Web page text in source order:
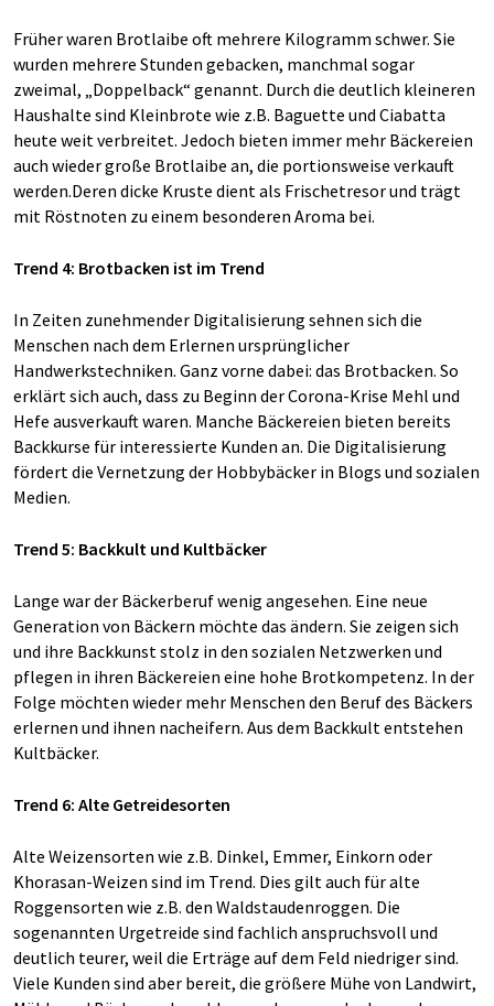
Früher waren Brotlaibe oft mehrere Kilogramm schwer. Sie
wurden mehrere Stunden gebacken, manchmal sogar
zweimal, „Doppelback“ genannt. Durch die deutlich kleineren
Haushalte sind Kleinbrote wie z.B. Baguette und Ciabatta
heute weit verbreitet. Jedoch bieten immer mehr Bäckereien
auch wieder große Brotlaibe an, die portionsweise verkauft
werden.Deren dicke Kruste dient als Frischetresor und trägt
mit Röstnoten zu einem besonderen Aroma bei.
Trend 4: Brotbacken ist im Trend
In Zeiten zunehmender Digitalisierung sehnen sich die
Menschen nach dem Erlernen ursprünglicher
Handwerkstechniken. Ganz vorne dabei: das Brotbacken. So
erklärt sich auch, dass zu Beginn der Corona-Krise Mehl und
Hefe ausverkauft waren. Manche Bäckereien bieten bereits
Backkurse für interessierte Kunden an. Die Digitalisierung
fördert die Vernetzung der Hobbybäcker in Blogs und sozialen
Medien.
Trend 5: Backkult und Kultbäcker
Lange war der Bäckerberuf wenig angesehen. Eine neue
Generation von Bäckern möchte das ändern. Sie zeigen sich
und ihre Backkunst stolz in den sozialen Netzwerken und
pflegen in ihren Bäckereien eine hohe Brotkompetenz. In der
Folge möchten wieder mehr Menschen den Beruf des Bäckers
erlernen und ihnen nacheifern. Aus dem Backkult entstehen
Kultbäcker.
Trend 6: Alte Getreidesorten
Alte Weizensorten wie z.B. Dinkel, Emmer, Einkorn oder
Khorasan-Weizen sind im Trend. Dies gilt auch für alte
Roggensorten wie z.B. den Waldstaudenroggen. Die
sogenannten Urgetreide sind fachlich anspruchsvoll und
deutlich teurer, weil die Erträge auf dem Feld niedriger sind.
Viele Kunden sind aber bereit, die größere Mühe von Landwirt,